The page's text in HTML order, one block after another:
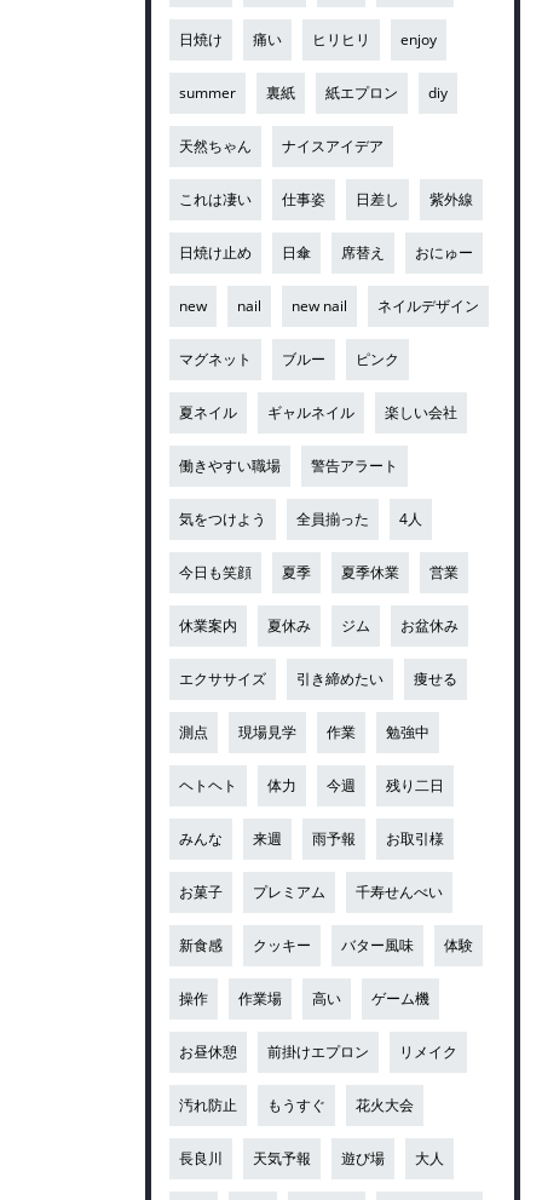
日焼け 痛い ヒリヒリ enjoy
summer 裏紙 紙エプロン diy
天然ちゃん ナイスアイデア
これは凄い 仕事姿 日差し 紫外線
日焼け止め 日傘 席替え おにゅー
new nail new nail ネイルデザイン
マグネット ブルー ピンク
夏ネイル ギャルネイル 楽しい会社
働きやすい職場 警告アラート
気をつけよう 全員揃った 4人
今日も笑顔 夏季 夏季休業 営業
休業案内 夏休み ジム お盆休み
エクササイズ 引き締めたい 痩せる
測点 現場見学 作業 勉強中
ヘトヘト 体力 今週 残り二日
みんな 来週 雨予報 お取引様
お菓子 プレミアム 千寿せんべい
新食感 クッキー バター風味 体験
操作 作業場 高い ゲーム機
お昼休憩 前掛けエプロン リメイク
汚れ防止 もうすぐ 花火大会
長良川 天気予報 遊び場 大人